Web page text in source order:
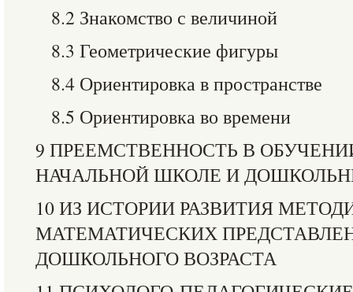
8.2 Знакомство с величиной
8.3 Геометрические фигуры
8.4 Ориентировка в пространстве
8.5 Ориентировка во времени
9 ПРЕЕМСТВЕННОСТЬ В
НАЧАЛЬНОЙ ШКОЛЕ И
10 ИЗ ИСТОРИИ РАЗВИТИЯ
МАТЕМАТИЧЕСКИХ
ДОШКОЛЬНОГО ВОЗРАСТА